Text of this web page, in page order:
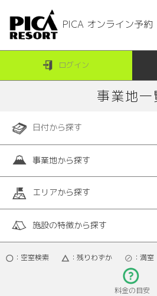
PICA オンライン予約
ログイン
事業地一
日付から探す
事業地から探す
エリアから探す
施設の特徴から探す
：空室検索 ：残りわずか ：満室
料金の目安